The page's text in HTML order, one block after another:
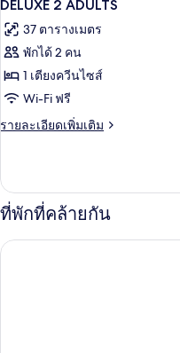
ภาพถ่าย
ทั้งหมด
ของ
DELUXE
2
ADULTS
DELUXE 2 ADULTS
37 ตารางเมตร
พักได้ 2 คน
1 เตียงควีนไซส์
Wi-Fi ฟรี
รายละเอียดเพิ่มเติม
ราย
เกี่ยว
กับ
DELUXE
ADULTS
ที่พักที่คล้ายกัน
โรงแรม Only YOU มาลาก้า